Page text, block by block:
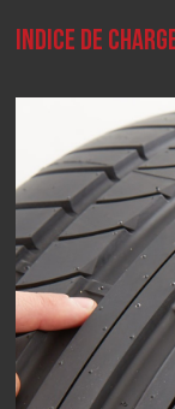
INDICE DE